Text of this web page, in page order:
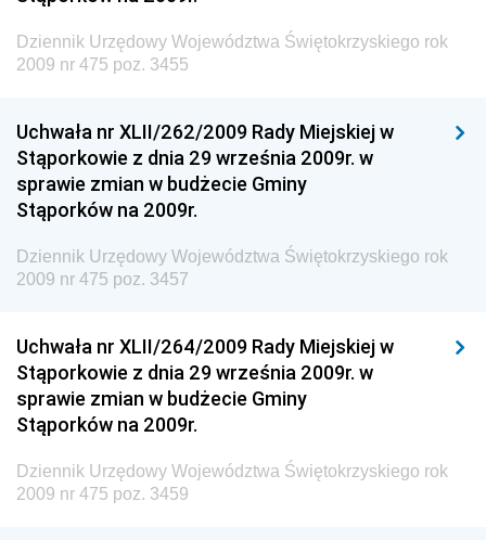
Dziennik Urzędowy Ministra Energii
Dziennik Urzędowy Ministra Sprawiedliwości
Dziennik Urzędowy Ministra Rozwoju i Finansów
Dziennik Urzędowy Wyższego Urzędu Górniczego
Dziennik Urzędowy Prezesa Urzędu Transportu
Kolejowego
Technologii
Dziennik Urzędowy Ministra Inwestycji i Rozwoju
Dziennik Urzędowy Naczelnego Dyrektora Archiwów
Państwowych
Dziennik Urzędowy Ministra Finansów, Inwestycji i
Rozwoju
Dziennik Urzędowy Województwa Świętokrzyskiego rok
2009 nr 475 poz. 3455
Uchwała nr XLII/262/2009 Rady Miejskiej w
Stąporkowie z dnia 29 września 2009r. w
sprawie zmian w budżecie Gminy
Stąporków na 2009r.
Dziennik Urzędowy Województwa Świętokrzyskiego rok
2009 nr 475 poz. 3457
Uchwała nr XLII/264/2009 Rady Miejskiej w
Stąporkowie z dnia 29 września 2009r. w
sprawie zmian w budżecie Gminy
Stąporków na 2009r.
Dziennik Urzędowy Województwa Świętokrzyskiego rok
2009 nr 475 poz. 3459